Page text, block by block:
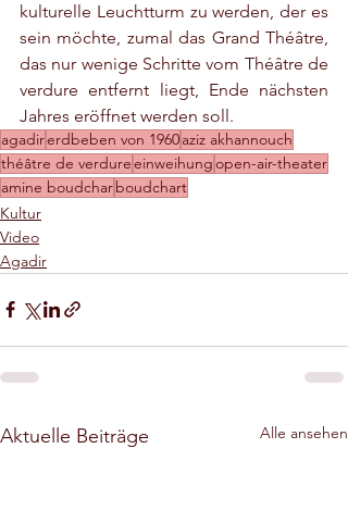
kulturelle Leuchtturm zu werden, der es
sein möchte, zumal das Grand Théâtre,
das nur wenige Schritte vom Théâtre de
verdure entfernt liegt, Ende nächsten
Jahres eröffnet werden soll.
agadirerdbeben von 1960aziz akhannouch
théâtre de verdureeinweihungopen-air-theater
amine boudcharboudchart
Kultur
Video
Agadir
Aktuelle Beiträge Alle ansehen